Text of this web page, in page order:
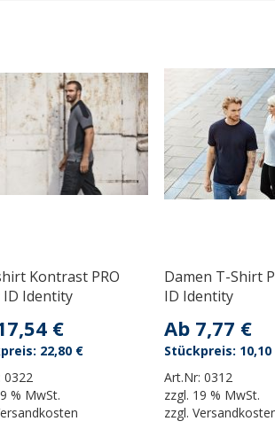
Kontrast PRO
ID Identity
€
0322
% MwSt.
22,80 €
Damen T-Shirt
ID Identity
Ab 7,77 €
Art.Nr:0312
zzgl. 19 % MwSt.
zzgl.